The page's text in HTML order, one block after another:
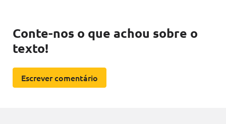
Conte-nos o que achou sobre o
texto!
Escrever comentário